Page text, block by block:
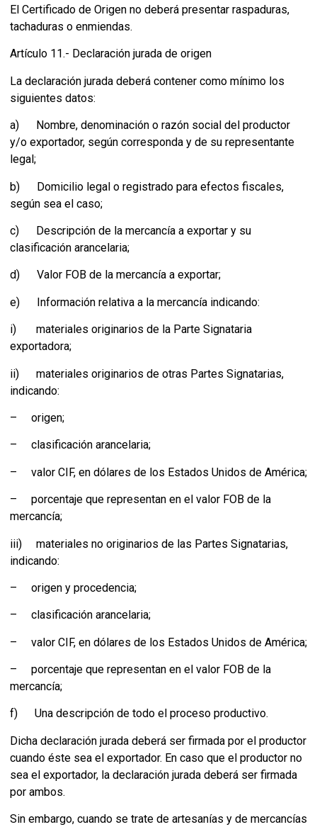
El Certificado de Origen no deberá presentar raspaduras,
tachaduras o enmiendas.
Artículo 11.- Declaración jurada de origen
La declaración jurada deberá contener como mínimo los
siguientes datos:
a) Nombre, denominación o razón social del productor
y/o exportador, según corresponda y de su representante
legal;
b) Domicilio legal o registrado para efectos fiscales,
según sea el caso;
c) Descripción de la mercancía a exportar y su
clasificación arancelaria;
d) Valor FOB de la mercancía a exportar;
e) Información relativa a la mercancía indicando:
i) materiales originarios de la Parte Signataria
exportadora;
ii) materiales originarios de otras Partes Signatarias,
indicando:
– origen;
– clasificación arancelaria;
– valor CIF, en dólares de los Estados Unidos de América;
– porcentaje que representan en el valor FOB de la
mercancía;
iii) materiales no originarios de las Partes Signatarias,
indicando:
– origen y procedencia;
– clasificación arancelaria;
– valor CIF, en dólares de los Estados Unidos de América;
– porcentaje que representan en el valor FOB de la
mercancía;
f) Una descripción de todo el proceso productivo.
Dicha declaración jurada deberá ser firmada por el productor
cuando éste sea el exportador. En caso que el productor no
sea el exportador, la declaración jurada deberá ser firmada
por ambos.
Sin embargo, cuando se trate de artesanías y de mercancías